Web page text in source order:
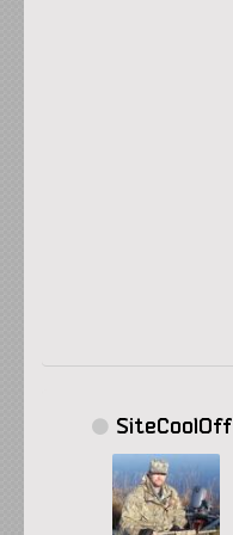
SiteCoolOff